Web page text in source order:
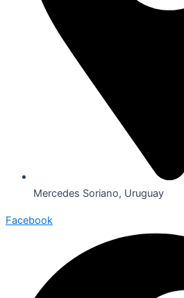
Mercedes Soriano, Uruguay
Facebook